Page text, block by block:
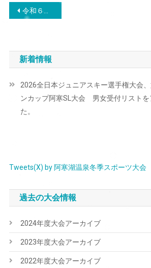
投
ナ
ビ
ゲ
ー
ン
令和６年度 宿泊施設料金一覧表
新着情報
2026全日本ジュニアスキー選手権大会
ンカップ阿寒SL大会 男女受付リストを
た。
Tweets(X) by 阿寒湖温泉冬季スポーツ大会
過去の大会情報
2024年度大会アーカイブ
2023年度大会アーカイブ
2022年度大会アーカイブ